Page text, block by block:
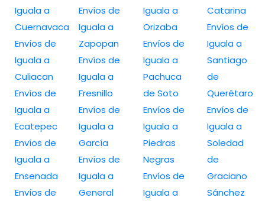
Iguala a
Cuernavaca
Envíos de
Iguala a
Culiacan
Envíos de
Iguala a
Ecatepec
Envíos de
Iguala a
Ensenada
Envíos de
Envíos de
Iguala a
Zapopan
Envíos de
Iguala a
Fresnillo
Envíos de
Iguala a
García
Envíos de
Iguala a
General
Iguala a
Orizaba
Envíos de
Iguala a
Pachuca
de Soto
Envíos de
Iguala a
Piedras
Negras
Envíos de
Iguala a
Catarina
Envíos de
Iguala a
Santiago
de
Querétaro
Envíos de
Iguala a
Soledad
de
Graciano
Sánchez